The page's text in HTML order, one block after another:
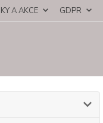
A AKCE GDPR